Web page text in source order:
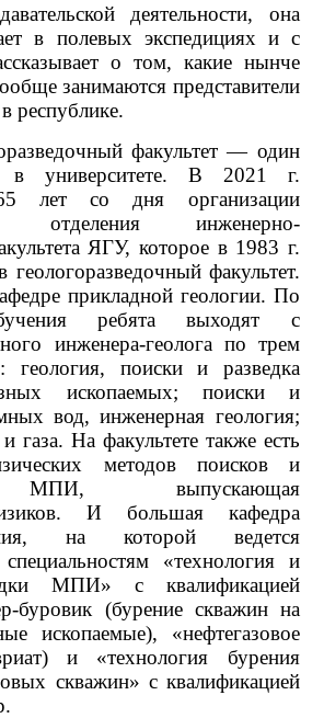
деятельности, она
в полевых экспедициях и с
о том, какие нынче
занимаются представители
республике.
факультет — один
в университете. В 2021 г.
лет со дня организации
отделения инженерно-
ЯГУ, которое в 1983 г.
геологоразведочный факультет.
прикладной геологии. По
ребята выходят с
инженера-геолога по трем
геология, поиски и разведка
ископаемых; поиски и
вод, инженерная геология;
газа. На факультете также есть
методов поисков и
МПИ, выпускающая
И большая кафедра
на которой ведется
«технология и
МПИ» с квалификацией
буровик (бурение скважин на
ископаемые), «нефтегазовое
и «технология бурения
скважин» с квалификацией